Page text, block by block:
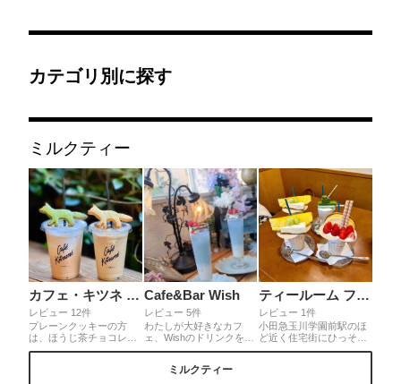
カテゴリ別に探す
ミルクティー
カフェ・キツネ 京都新風館店
レビュー 12件
プレーンクッキーの方
は、ほうじ茶チョコレー
トラテ、抹茶クッキーの
Cafe&Bar Wish
レビュー 5件
わたしが大好きなカフ
ェ、Wishのドリンクをご
紹介🥰ほぼ毎回注文す
ー。"ミルキーウェイ
ティールーム ファインエステート
レビュー 1件
小田急玉川学園前駅のほ
ど近く住宅街にひっそり
佇む人気店ファインエス
ミルクティー